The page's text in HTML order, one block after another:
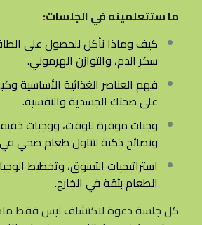
ما ستتعلمينه في الجلسات:
كيف وماذا نأكل للحصول على
سكر الدم، والتوازن الهرموني.
فهم العناصر الغذائية الأساسية
على صحتك الجسدية والنفسية.
وجبات موفرة للوقت، ووجبات
ونصائح ذكية لتناول طعام صحي في
استراتيجيات التسوق، وتخطيط
الطعام بثقة في الخارج.
كل جلسة دعوة لاكتشاف ليس فقط ماذا